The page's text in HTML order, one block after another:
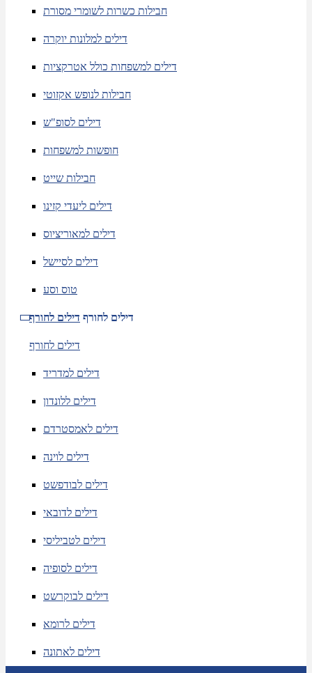
חבילות כשרות לשומרי מסורת
דילים למלונות יוקרה
דילים למשפחות כולל אטרקציות
חבילות לנופש אקזוטי
דילים לסופ"ש
חופשות למשפחות
חבילות שייט
דילים ליעדי קזינו
דילים למאוריציוס
דילים לסיישל
טוס וסע
דילים לחורף דילים לחורף
דילים לחורף
דילים למדריד
דילים ללונדון
דילים לאמסטרדם
דילים לוינה
דילים לבודפשט
דילים לדובאי
דילים לטביליסי
דילים לסופיה
דילים לבוקרשט
דילים לרומא
דילים לאתונה